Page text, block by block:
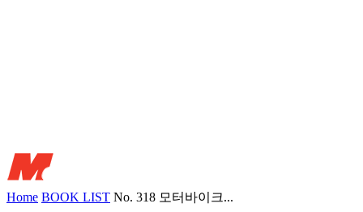
Home BOOK LIST No. 318 모터바이크...